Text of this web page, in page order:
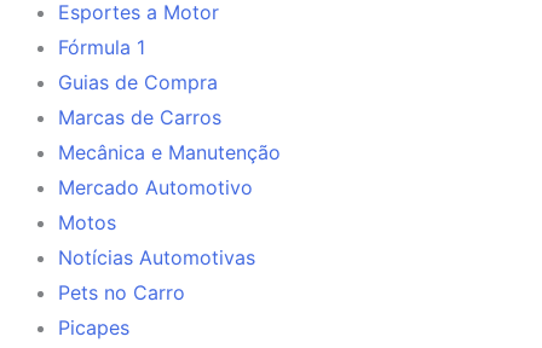
Esportes a Motor
Fórmula 1
Guias de Compra
Marcas de Carros
Mecânica e Manutenção
Mercado Automotivo
Motos
Notícias Automotivas
Pets no Carro
Picapes